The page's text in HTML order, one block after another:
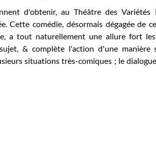
d'obtenir, au Théâtre des Variétés
Cette comédie, désormais dégagée de
a tout naturellement une allure fort
& complète l'action d'une manière
situations très-comiques ; le